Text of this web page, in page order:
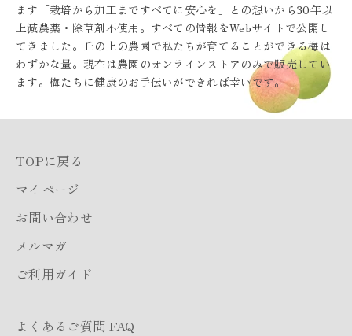
ます「栽培から加工まですべてに安心を」との想いから30年以
上減農薬・除草剤不使用。すべての情報をWebサイトで公開し
てきました。丘の上の農園で私たちが育てることができる梅は
わずかな量。現在は農園のオンラインストアのみで販売してい
ます。梅たちに健康のお手伝いができれば幸いです。
TOPに戻る
マイページ
お問い合わせ
メルマガ
ご利用ガイド
よくあるご質問 FAQ